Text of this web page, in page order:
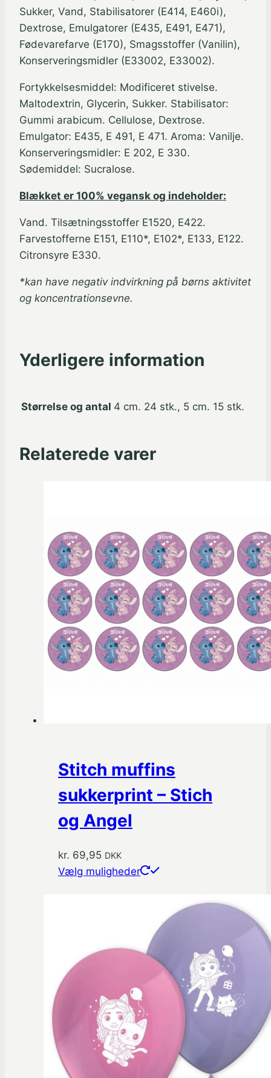
Sukker, Vand, Stabilisatorer (E414, E460i),
Dextrose, Emulgatorer (E435, E491, E471),
Fødevarefarve (E170), Smagsstoffer (Vanilin),
Konserveringsmidler (E33002, E33002).
Fortykkelsesmiddel: Modificeret stivelse.
Maltodextrin, Glycerin, Sukker. Stabilisator:
Gummi arabicum. Cellulose, Dextrose.
Emulgator: E435, E 491, E 471. Aroma: Vanilje.
Konserveringsmidler: E 202, E 330.
Sødemiddel: Sucralose.
Blækket er 100% vegansk og indeholder:
Vand. Tilsætningsstoffer E1520, E422.
Farvestofferne E151, E110*, E102*, E133, E122.
Citronsyre E330.
*kan have negativ indvirkning på børns aktivitet
og koncentrationsevne.
Yderligere information
Størrelse og antal 4 cm. 24 stk., 5 cm. 15 stk.
Relaterede varer
Stitch muffins
sukkerprint – Stich
og Angel
kr. 69,95 DKK
Vælg muligheder
Dette
flere
Mulighederne
kan
vælges